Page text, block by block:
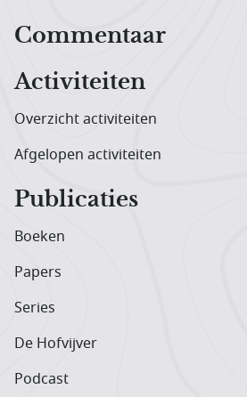
Hoofdnavigatiemenu
Commentaar
Activiteiten
Overzicht activiteiten
Afgelopen activiteiten
Publicaties
Boeken
Papers
Series
De Hofvijver
Podcast